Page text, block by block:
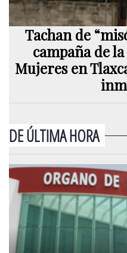
Tachan de
campaña de
Mujeres en
DE ÚLTIMA HORA